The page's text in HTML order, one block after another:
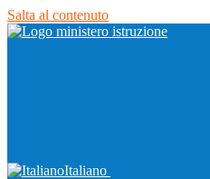
Salta al contenuto
Italiano